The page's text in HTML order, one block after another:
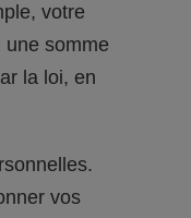
votre
somme
la loi, en
vos